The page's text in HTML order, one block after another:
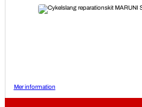
Mer information